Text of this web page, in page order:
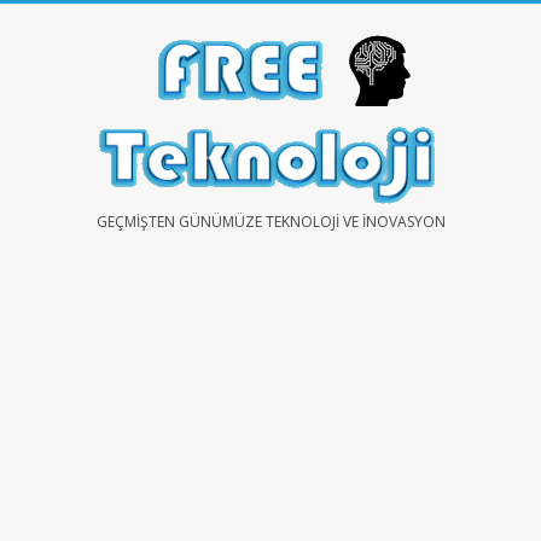
FREEGEÇMIŞTEN GÜNÜMÜZE TEKNOLOJI VE İNOVASYON